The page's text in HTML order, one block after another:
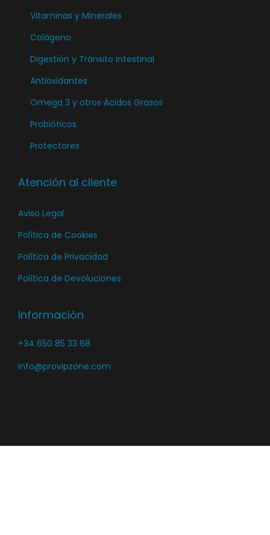
Vitaminas y Minerales
Colágeno
Digestión y Tránsito intestinal
Antioxidantes
Omega 3 y otros Ácidos Grasos
Probióticos
Protectores
Atención al cliente
Aviso Legal
Política de Cookies
Política de Privacidad
Política de Devoluciones
Información
+34 650 85 33 68
info@provipzone.com